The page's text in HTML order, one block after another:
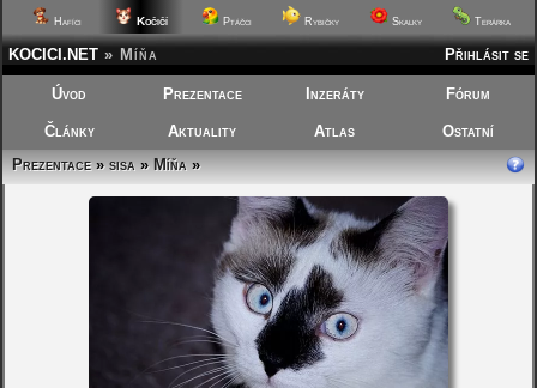
Hafíci Kočičí Ptáčci Rybičky Skalky Terárka
Přihlásit se
KOCICI.NET » Míňa
Úvod Prezentace Inzeráty Fórum
Články Aktuality Atlas
Ostatní
Prezentace»sisa»Míňa»